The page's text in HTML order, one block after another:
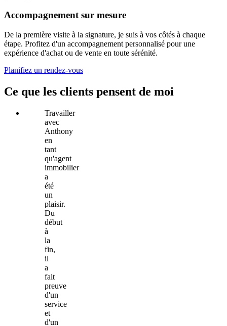
Accompagnement sur mesure
De la première visite à la signature, je suis à vos côtés à chaque
étape. Profitez d'un accompagnement personnalisé pour une
expérience d'achat ou de vente en toute sérénité.
Planifiez un rendez-vous
Ce que les clients pensent de moi
Travailler
avec
Anthony
en
tant
qu'agent
immobilier
a
été
un
plaisir.
Du
début
à
la
fin,
il
a
fait
preuve
d'un
service
et
d'un